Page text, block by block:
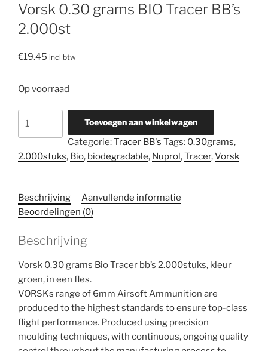
Vorsk 0.30 grams BIO Tracer BB’s
2.000st
€19.45 incl btw
Op voorraad
BIO
2.000st
aantal
Toevoegen aan winkelwagen
Categorie:Tracer BB's Tags: 0.30grams,
2.000stuks, Bio, biodegradable, Nuprol,Tracer,Vorsk
Beschrijving
Aanvullende informatie
Beoordelingen (0)
Beschrijving
Vorsk 0.30 grams Bio Tracer bb’s 2.000stuks, kleur
groen, in een fles.
VORSKs range of 6mm Airsoft Ammunition are
produced to the highest standards to ensure top-class
flight performance. Produced using precision
moulding techniques, with continuous, ongoing quality